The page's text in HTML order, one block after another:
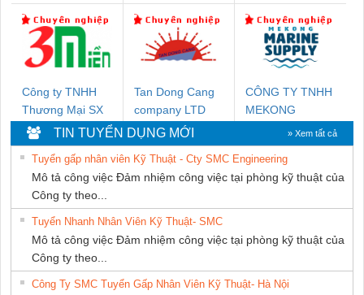
PHƯƠNG NAM
THƯỢNG ĐÌNH
Công ty TNHH
Thương Mại SX
Ba Miền
Tan Dong Cang
company LTD
CÔNG TY TNHH
MEKONG
SUPPLY
TIN TUYỂN DỤNG MỚI » Xem tất cả
Tuyển gấp nhân viên Kỹ Thuật - Cty SMC Engineering
Mô tả công việc Đảm nhiệm công việc tại phòng kỹ thuật của
Công ty theo...
Tuyển Nhanh Nhân Viên Kỹ Thuật- SMC
Mô tả công việc Đảm nhiệm công việc tại phòng kỹ thuật của
Công ty theo...
Công Ty SMC Tuyển Gấp Nhân Viên Kỹ Thuật- Hà Nội